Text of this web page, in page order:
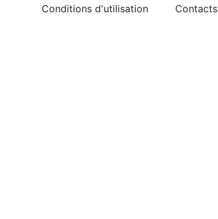
Conditions d'utilisation Contacts